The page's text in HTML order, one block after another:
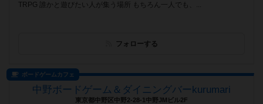
TRPG 誰かと遊びたい人が集う場所 もちろん一人でも、...
フォローする
ボードゲームカフェ
中野ボードゲーム＆ダイニングバーkurumari
東京都中野区中野2-28-1中野JMビル2F